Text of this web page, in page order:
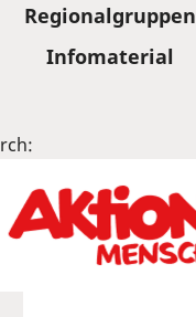
Regionalgruppen
Infomaterial